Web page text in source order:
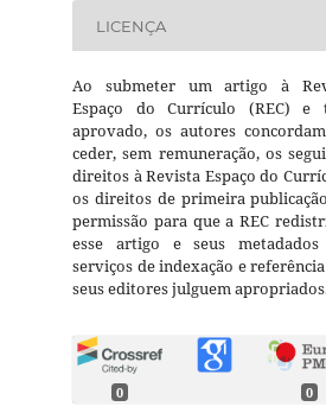
LICENÇA
Ao submeter um artigo à
Espaço do Currículo (REC) e
aprovado, os autores
ceder, sem remuneração, os
direitos à Revista Espaço do
os direitos de primeira
permissão para que a REC
esse artigo e seus metadados
serviços de indexação e
seus editores julguem
0 0